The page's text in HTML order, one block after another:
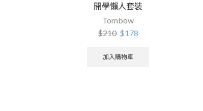
開學懶人套裝
Tombow
$210 $178
加入購物車